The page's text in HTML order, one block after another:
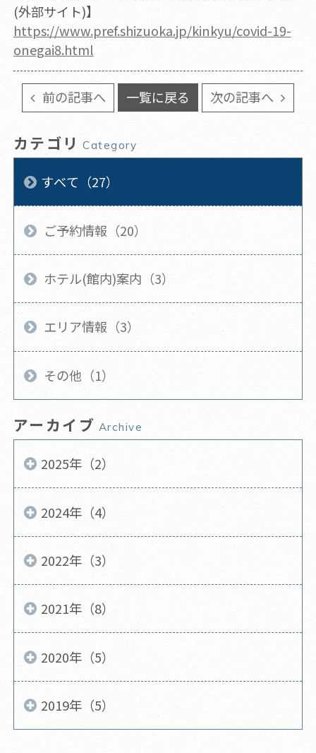
(外部サイト)】
https://www.pref.shizuoka.jp/kinkyu/covid-19-
onegai8.html
前の記事へ 一覧に戻る 次の記事へ
カテゴリ Category
すべて（27）
ご予約情報（20）
ホテル(館内)案内（3）
エリア情報（3）
その他（1）
アーカイブ Archive
2025年（2）
2024年（4）
2022年（3）
2021年（8）
2020年（5）
2019年（5）